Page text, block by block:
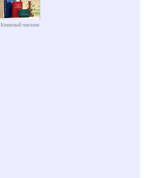
Книжный магазин